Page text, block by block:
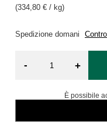
Spedizionedomani
(334,80 € / kg)
- +
È possibile